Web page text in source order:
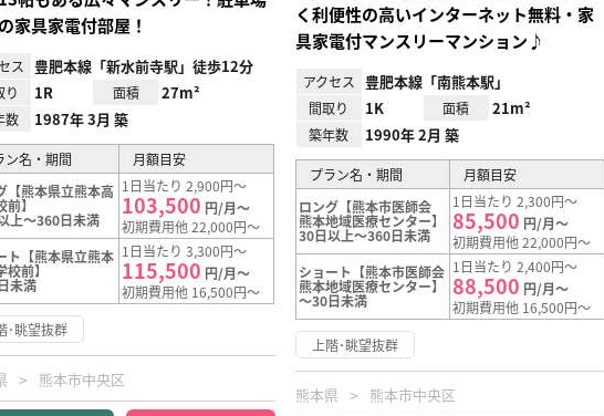
家具家電付部屋！
ス 豊肥本線「新水前寺駅」徒歩12分
り 1R 面積 27m²
数 1987年 3月 築
ン名・期間
月額目安
【熊本県立熊本高
】
上～360日未満
1日当たり 2,900円～
103,500 円/月～
初期費用他 22,000円～
ト【熊本県立熊本
前】
未満
1日当たり 3,300円～
115,500 円/月～
初期費用他 16,500円～
･眺望抜群
熊本市中央区
く利便性の高いインターネット無料・家
具家電付マンスリーマンション♪
アクセス 豊肥本線「南熊本駅」
間取り 1K 面積 21m²
築年数 1990年 2月 築
プラン名・期間
月額目安
ロング【熊本市医師会
熊本地域医療センター】
30日以上～360日未満
1日当たり 2,300円～
85,500 円/月～
初期費用他 22,000円～
ショート【熊本市医師会
熊本地域医療センター】
～30日未満
1日当たり 2,400円～
88,500 円/月～
初期費用他 16,500円～
上階･眺望抜群
熊本県 熊本市中央区